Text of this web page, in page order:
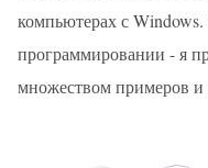
компьютерах с
программировании - я
множеством примеров и